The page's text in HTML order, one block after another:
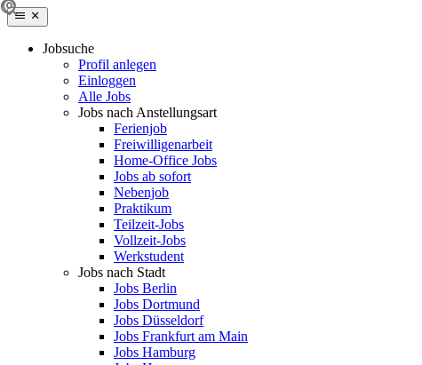
Jobsuche
Profil anlegen
Einloggen
Alle Jobs
Jobs nach Anstellungsart
Ferienjob
Freiwilligenarbeit
Home-Office Jobs
Jobs ab sofort
Nebenjob
Praktikum
Teilzeit-Jobs
Vollzeit-Jobs
Werkstudent
Jobs nach Stadt
Jobs Berlin
Jobs Dortmund
Jobs Düsseldorf
Jobs Frankfurt am Main
Jobs Hamburg